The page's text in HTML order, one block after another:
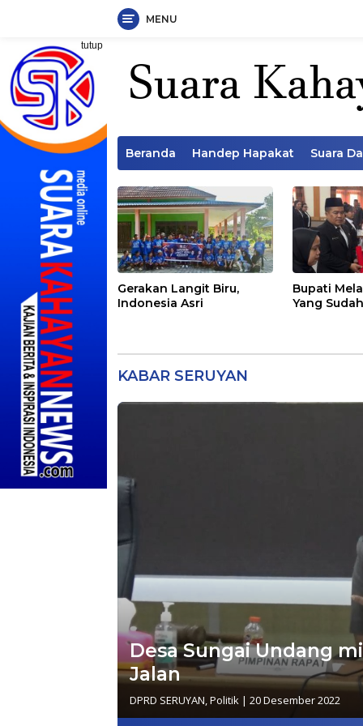
Langsung
konten
MENU
tutup
Beranda Handep Hapakat Suara
Gerakan Langit Biru,
Indonesia Asri
Bupati
Yang
KABAR SERUYAN
Desa Sungai Undang
Jalan
DPRD SERUYAN,Politik | 20 Desember 2022